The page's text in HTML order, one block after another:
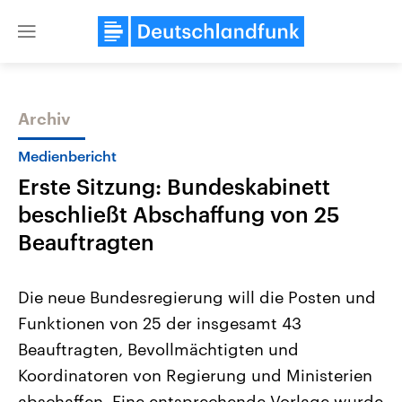
Close
Themen
2026
Alle Informationen
Sachsen-Anhalt wählt am 6.
September 2026 einen neuen
Landtag. Seit 2021 wird das
Bundesland von einer Koalition aus
Aktuelle Beiträge,
Hintergründe
Wirtschaftlich und
gehören die Vereinigten
den mächtigsten Ländern
mit großem Einfluss auf
Archiv
Medienbericht
Erste Sitzung: Bundeskabinett
beschließt Abschaffung von 25
Beauftragten
Die neue Bundesregierung will die Posten und
Funktionen von 25 der insgesamt 43
Beauftragten, Bevollmächtigten und
Koordinatoren von Regierung und Ministerien